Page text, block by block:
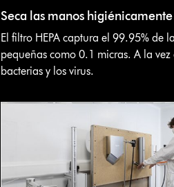
Seca las manos
El filtro HEPA captura el 99.95% de
pequeñas como 0.1 micras. A la
bacterias y los virus.